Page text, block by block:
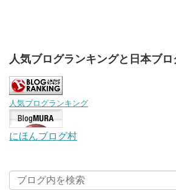
人気ブログランキングと日本ブ
人気ブログランキング
にほんブログ村